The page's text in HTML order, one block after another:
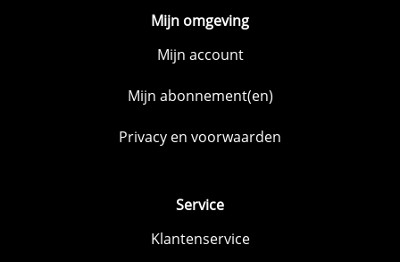
Mijn omgeving
Mijn account
Mijn abonnement(en)
Privacy en voorwaarden
Service
Klantenservice